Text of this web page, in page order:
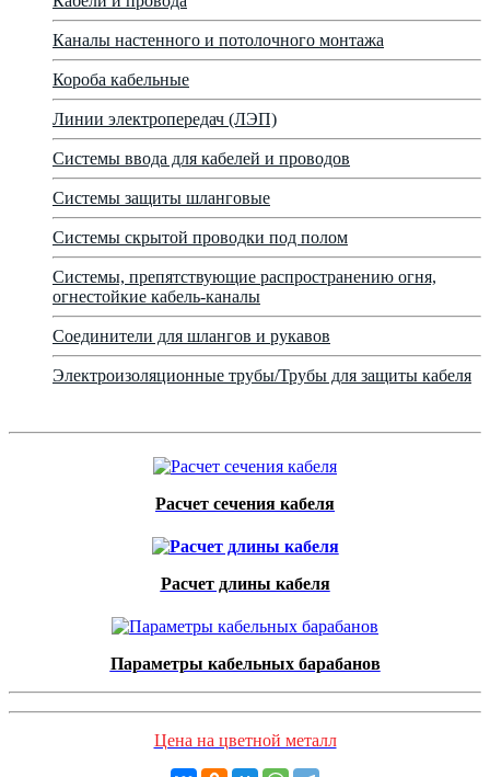
Каналы настенного и потолочного монтажа
Короба кабельные
Линии электропередач (ЛЭП)
Системы ввода для кабелей и проводов
Системы защиты шланговые
Системы скрытой проводки под полом
Системы, препятствующие распространению огня,
огнестойкие кабель-каналы
Соединители для шлангов и рукавов
Электроизоляционные трубы/Трубы для защиты кабеля
Расчет сечения кабеля
Расчет длины кабеля
Параметры кабельных барабанов
Цена на цветной металл